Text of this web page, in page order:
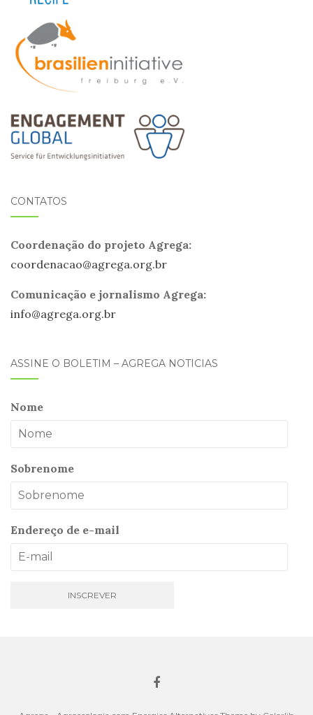
CONTATOS
Coordenação do projeto Agrega:
coordenacao@agrega.org.br
Comunicação e jornalismo Agrega:
info@agrega.org.br
ASSINE O BOLETIM – AGREGA NOTÍCIAS
Nome
Sobrenome
Endereço de e-mail